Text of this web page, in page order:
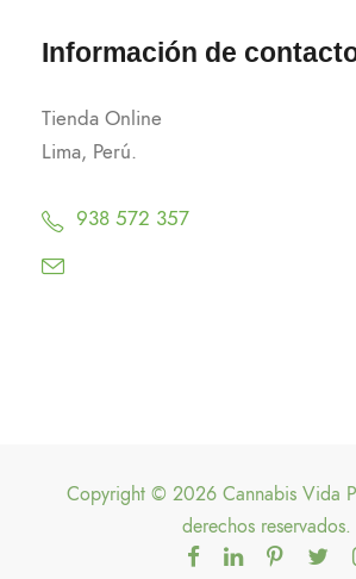
Información de
Tienda Online
Lima, Perú.
938 572 357
Copyright © 2026 Cannabis Vida
derechos reservados.